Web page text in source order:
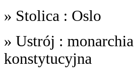
» Stolica : Oslo
» Ustrój : monarchia
konstytucyjna